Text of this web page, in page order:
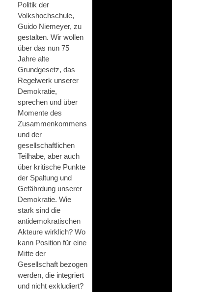
Politik der
Volkshochschule,
Guido Niemeyer, zu
gestalten. Wir wollen
über das nun 75
Jahre alte
Grundgesetz, das
Regelwerk unserer
Demokratie,
sprechen und über
Momente des
Zusammenkommens
und der
gesellschaftlichen
Teilhabe, aber auch
über kritische Punkte
der Spaltung und
Gefährdung unserer
Demokratie. Wie
stark sind die
antidemokratischen
Akteure wirklich? Wo
kann Position für eine
Mitte der
Gesellschaft bezogen
werden, die integriert
und nicht exkludiert?